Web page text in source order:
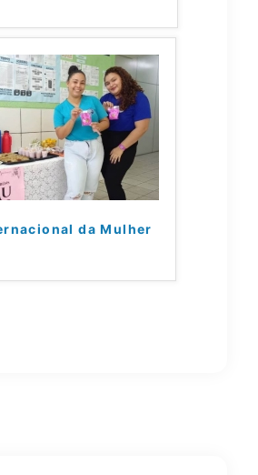
da Mulher